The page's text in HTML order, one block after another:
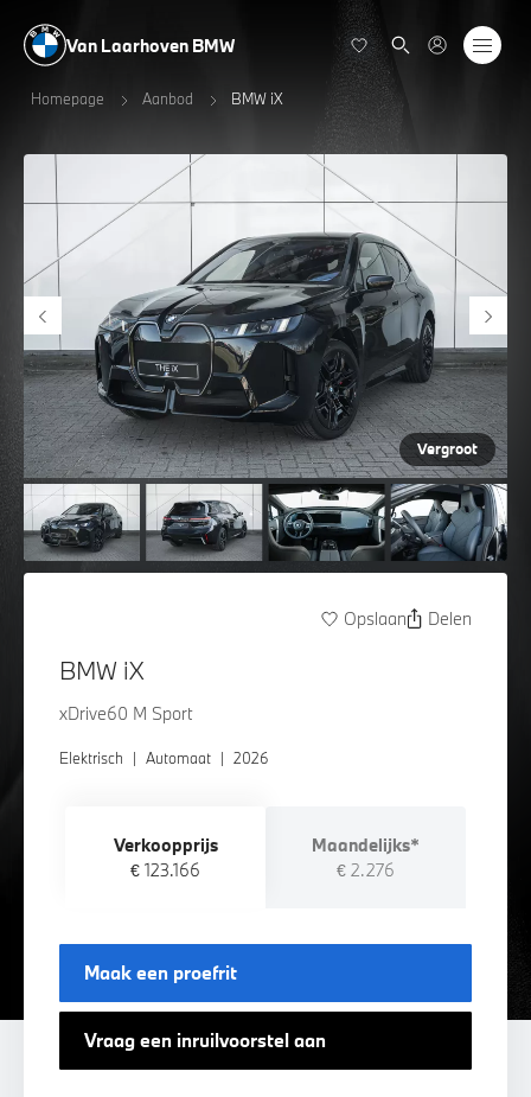
Van Laarhoven BMW
Homepage Aanbod BMW iX
Vergroot
Opslaan Delen
BMW iX
xDrive60 M Sport
Elektrisch | Automaat | 2026
Verkoopprijs
€ 123.166
Maandelijks*
€ 2.276
Maak een proefrit
Vraag een inruilvoorstel aan